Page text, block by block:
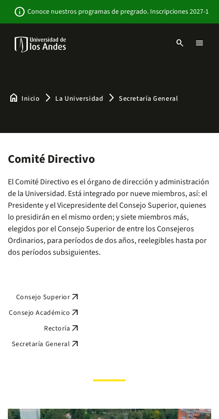
contenido
info Conoce nuestros programas de pregrado. Inscripciones 2027-1
search menu
home Inicio arrow_forward_ios La Universidad arrow_forward_ios Secretaría General
Comité Directivo
El Comité Directivo es el órgano de dirección y administración
de la Universidad. Está integrado por nueve miembros, así: el
Presidente y el Vicepresidente del Consejo Superior, quienes
lo presidirán en el mismo orden; y siete miembros más,
elegidos por el Consejo Superior de entre los Consejeros
Ordinarios, para períodos de dos años, reelegibles hasta por
dos períodos subsiguientes.
Consejo Superior arrow_outward
Consejo Académico arrow_outward
Rectoría arrow_outward
Secretaría General arrow_outward